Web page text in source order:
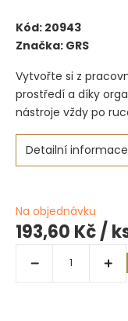
Kód: 20943
Značka: GRS
Vytvořte si z
prostředí a díky
nástroje vždy po
Detailní informace
Na objednávku
193,60 Kč/